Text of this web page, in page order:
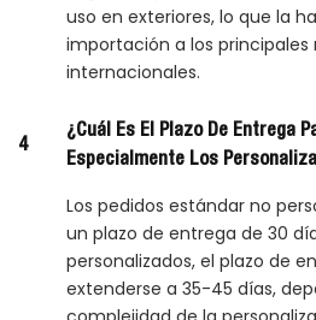
uso en exteriores, lo que la
importación a los principales
internacionales.
4
¿Cuál Es El Plazo De Entrega
Especialmente Los
Los pedidos estándar no
un plazo de entrega de 30
personalizados, el plazo de
extenderse a 35-45 días,